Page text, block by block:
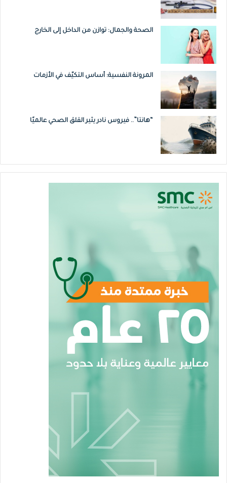
الصحة والجمال: توازن من الداخل إلى الخارج
المرونة النفسية: أساس التكيّف في الأزمات
“هانتا”.. فيروس نادر يثير القلق الصحي عالميًا